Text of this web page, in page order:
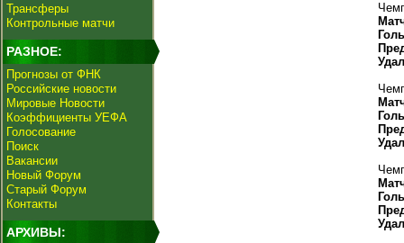
Трансферы
Контрольные матчи
РАЗНОЕ:
Прогнозы от ФНК
Российские новости
Мировые Новости
Коэффициенты УЕФА
Голосование
Поиск
Вакансии
Новый Форум
Старый Форум
Контакты
АРХИВЫ: